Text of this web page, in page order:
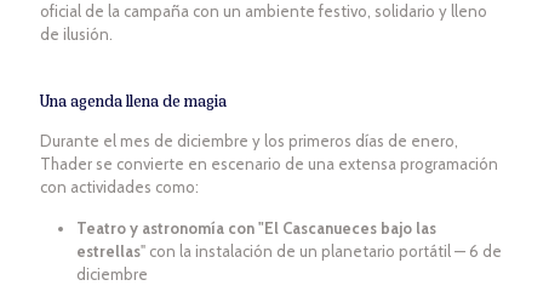
oficial de la campaña con un ambiente festivo, solidario y lleno
de ilusión.
Una agenda llena de magia
Durante el mes de diciembre y los primeros días de enero,
Thader se convierte en escenario de una extensa programación
con actividades como:
Teatro y astronomía con "El Cascanueces bajo las
estrellas" con la instalación de un planetario portátil — 6 de
diciembre